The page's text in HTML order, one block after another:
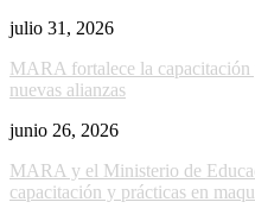
julio 31, 2026
MARA fortalece la capacitación
nuevas alianzas
junio 26, 2026
MARA y el Ministerio de
capacitación y prácticas en